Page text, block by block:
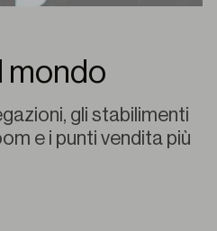
mondo
, gli stabilimenti
e i punti vendita più